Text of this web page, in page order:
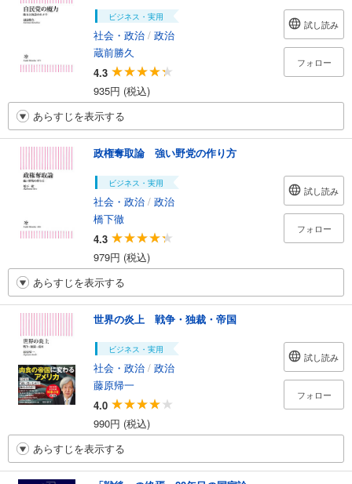
ビジネス・実用
社会・政治 / 政治
蔵前勝久
4.3
935円 (税込)
試し読み
フォロー
あらすじを表示する
政権奪取論 強い野党の作り方
ビジネス・実用
社会・政治 / 政治
橋下徹
4.3
979円 (税込)
試し読み
フォロー
あらすじを表示する
世界の炎上 戦争・独裁・帝国
ビジネス・実用
社会・政治 / 政治
藤原帰一
4.0
990円 (税込)
試し読み
フォロー
あらすじを表示する